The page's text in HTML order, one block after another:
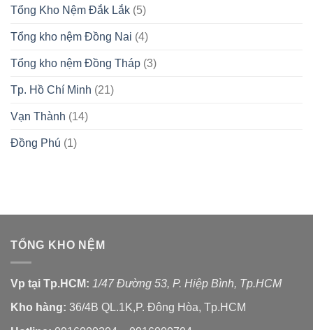
Tổng Kho Nệm Đắk Lắk (5)
Tổng kho nệm Đồng Nai (4)
Tổng kho nệm Đồng Tháp (3)
Tp. Hồ Chí Minh (21)
Vạn Thành (14)
Đồng Phú (1)
TỔNG KHO NỆM
Vp tại Tp.HCM: 1/47 Đường 53, P. Hiệp Bình, Tp.HCM
Kho hàng: 36/4B QL.1K,P. Đông Hòa, Tp.HCM